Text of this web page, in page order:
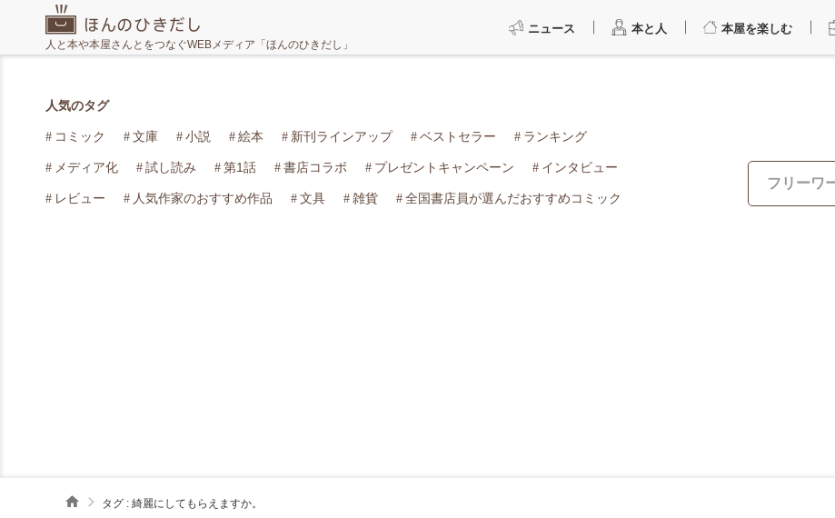
人と本や本屋さんとをつなぐWEBメディア「ほんのひきだし」
ニュース 本と人 本屋を楽しむ
人気のタグ
コミック 文庫 小説 絵本 新刊ラインアップ ベストセラー ランキング
メディア化 試し読み 第1話 書店コラボ プレゼントキャンペーン インタビュー
レビュー 人気作家のおすすめ作品 文具 雑貨 全国書店員が選んだおすすめコミック
タグ : 綺麗にしてもらえますか。